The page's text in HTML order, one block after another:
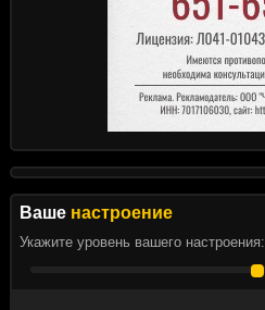
Ваше настроение
Укажите уровень вашего настроения: